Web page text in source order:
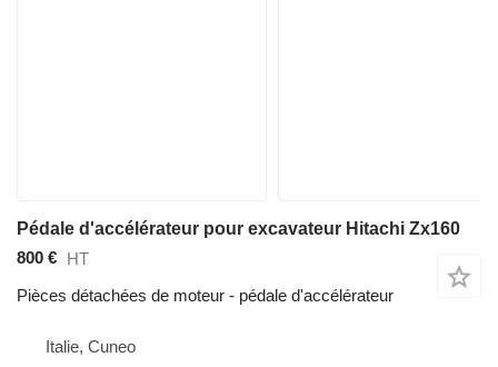
Pédale d'accélérateur pour excavateur Hitachi Zx160
800 € HT
Pièces détachées de moteur - pédale d'accélérateur
Italie, Cuneo